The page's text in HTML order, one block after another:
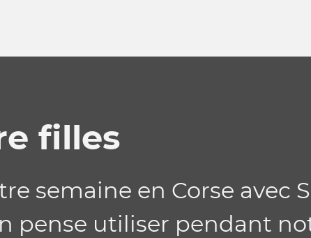
filles
semaine en Corse avec
pense utiliser pendant